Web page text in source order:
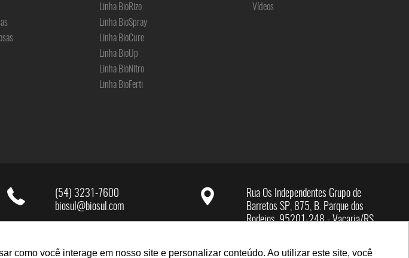
como você interage em nosso site e personalizar conteúdo. Ao utilizar este site, você
Linha BioRizo
Linha BioSpray
Linha BioCure
Linha BioUp
Linha BioNitro
Linha BioFerti
Vídeos
(54) 3231-7600
biosul@biosul.com
Rua Os Independentes Grupo de
Barretos SP, 875, B. Parque dos
Rodeios, 95201-248 - Vacaria/RS